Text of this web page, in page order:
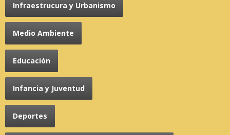
Infraestrucura y Urbanismo
Medio Ambiente
Educación
Infancia y Juventud
Deportes